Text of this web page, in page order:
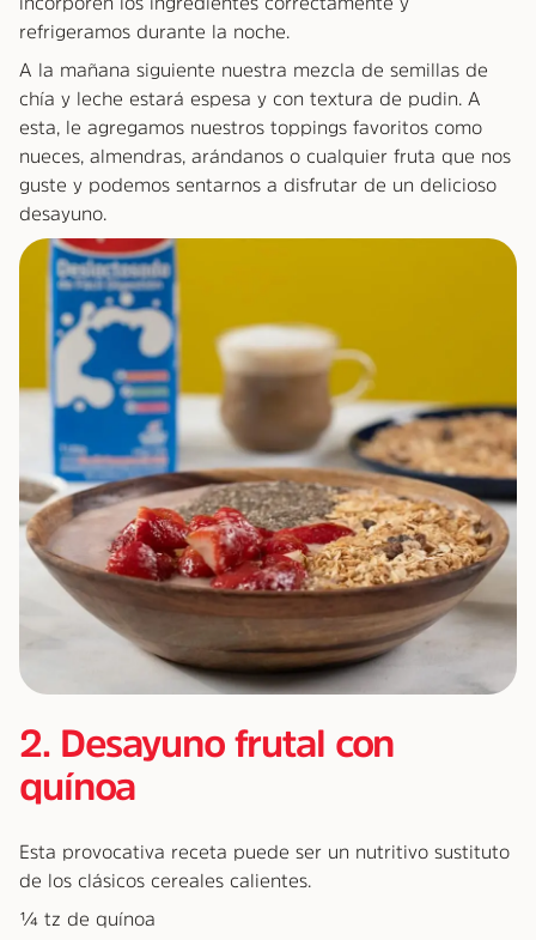
refrigeramos durante la noche.
A la mañana siguiente nuestra mezcla de semillas de
chía y leche estará espesa y con textura de pudin. A
esta, le agregamos nuestros toppings favoritos como
nueces, almendras, arándanos o cualquier fruta que nos
guste y podemos sentarnos a disfrutar de un delicioso
desayuno.
2. Desayuno frutal con
quínoa
Esta provocativa receta puede ser un nutritivo sustituto
de los clásicos cereales calientes.
¼ tz de quínoa